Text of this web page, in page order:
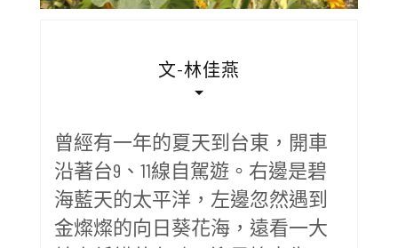
文-林佳燕
曾經有一年的夏天到台東，開車
沿著台9、11線自駕遊。右邊是碧
海藍天的太平洋，左邊忽然遇到
金燦燦的向日葵花海，遠看一大